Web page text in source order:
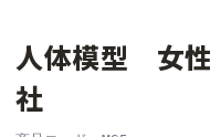
人体模型 女
社